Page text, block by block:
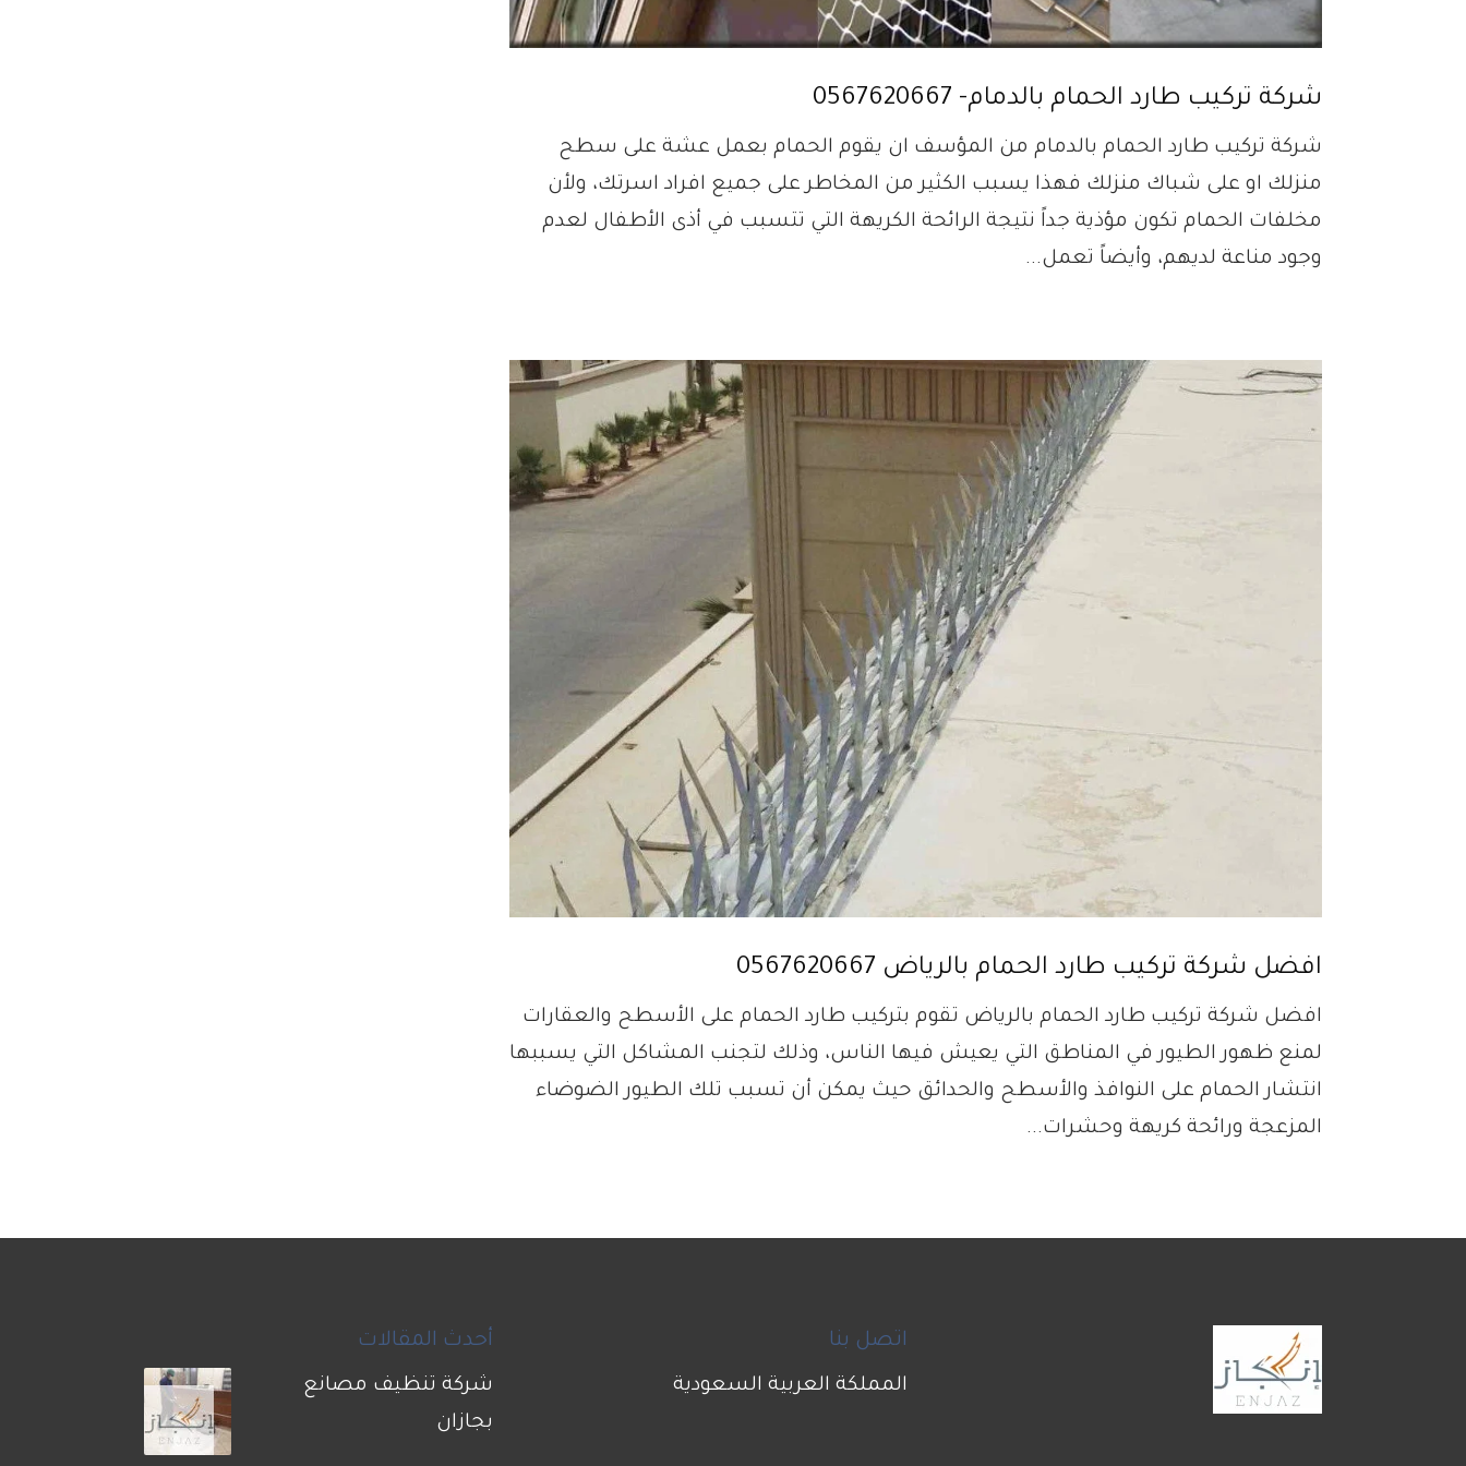
شركة تركيب طارد الحمام بالدمام- 0567620667
شركة تركيب طارد الحمام بالدمام من المؤسف ان يقوم الحمام بعمل عشة على سطح
منزلك او على شباك منزلك فهذا يسبب الكثير من المخاطر على جميع افراد اسرتك، ولأن
مخلفات الحمام تكون مؤذية جداً نتيجة الرائحة الكريهة التي تتسبب في أذى الأطفال لعدم
وجود مناعة لديهم، وأيضاً تعمل...
افضل شركة تركيب طارد الحمام بالرياض 0567620667
افضل شركة تركيب طارد الحمام بالرياض تقوم بتركيب طارد الحمام على الأسطح والعقارات
لمنع ظهور الطيور في المناطق التي يعيش فيها الناس، وذلك لتجنب المشاكل التي يسببها
انتشار الحمام على النوافذ والأسطح والحدائق حيث يمكن أن تسبب تلك الطيور الضوضاء
المزعجة ورائحة كريهة وحشرات...
اتصل بنا
المملكة العربية السعودية
أحدث المقالات
شركة تنظيف مصانع
بجازان